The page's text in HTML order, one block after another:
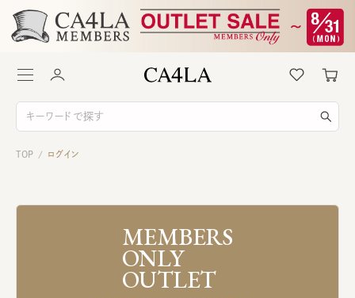
TOP / ログイン
MEMBERS
ONLY
OUTLET